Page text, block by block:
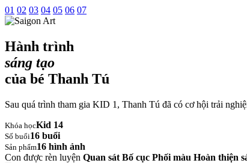
01 02 03 04 05 06 07
Hành trình
sáng tạo
của bé Thanh Tú
Sau quá trình tham gia KID 1, Thanh Tú đã có cơ hội trải
Khóa họcKid 14
Số buổi16 buổi
Sản phẩm16 hình ảnh
Con được rèn luyện Quan sát Bố cục Phối màu Hoàn thiện